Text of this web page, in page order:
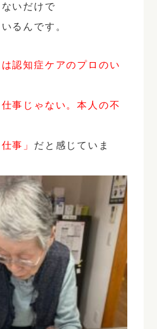
いだけで
るんです。
は認知症ケアのプロのい
事じゃない。本人の不
事」 だと感じていま